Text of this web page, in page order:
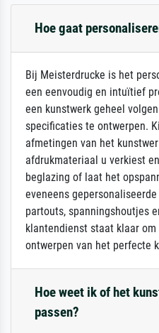
Hoe gaat
Bij Meisterdrucke is het
een eenvoudig en intuïtief
een kunstwerk geheel
specificaties te ontwerpen.
afmetingen van het
afdrukmateriaal u verkiest
beglazing of laat het
eveneens
partouts, spanningshoutjes
klantendienst staat klaar
ontwerpen van het perfecte
Hoe weet ik of het
passen?